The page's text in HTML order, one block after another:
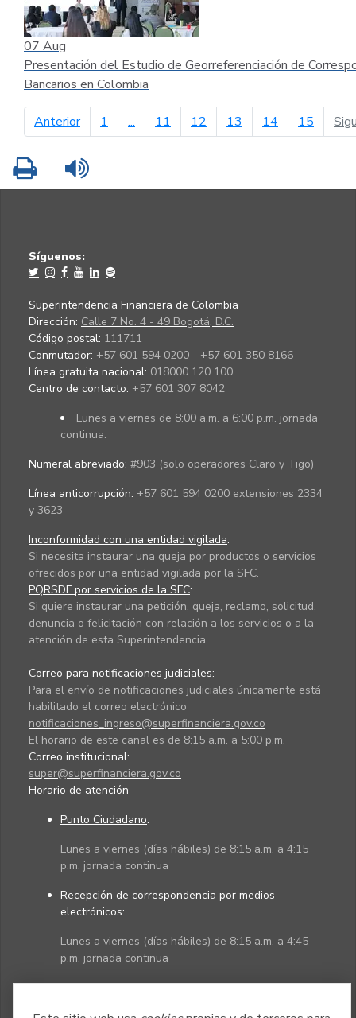
07 Aug
Presentación del Estudio de Georreferenciación de
Bancarios en Colombia
Anteriorpágina anterior
1 ... 11 12 13 14 15
Imprimir
Síguenos:
Superintendencia Financiera de Colombia
Dirección: Calle 7 No. 4 - 49 Bogotá, D.C.
Código postal: 111711
Conmutador: +57 601 594 0200 - +57 601 350 8166
Línea gratuita nacional: 018000 120 100
Centro de contacto: +57 601 307 8042
Lunes a viernes de 8:00 a.m. a 6:00 p.m. jornada
continua.
Numeral abreviado: #903 (solo operadores Claro y Tigo)
Línea anticorrupción: +57 601 594 0200 extensiones 2334
y 3623
Inconformidad con una entidad vigilada:
Si necesita instaurar una queja por productos o servicios
ofrecidos por una entidad vigilada por la SFC.
PQRSDF por servicios de la SFC:
Si quiere instaurar una petición, queja, reclamo, solicitud,
denuncia o felicitación con relación a los servicios o a la
atención de esta Superintendencia.
Correo para notificaciones judiciales:
Para el envío de notificaciones judiciales únicamente está
habilitado el correo electrónico
notificaciones_ingreso@superfinanciera.gov.co
El horario de este canal es de 8:15 a.m. a 5:00 p.m.
Correo institucional:
super@superfinanciera.gov.co
Horario de atención
Punto Ciudadano:
Lunes a viernes (días hábiles) de 8:15 a.m. a 4:15
p.m. jornada continua
Recepción de correspondencia por medios
electrónicos:
Lunes a viernes (días hábiles) de 8:15 a.m. a 4:45
p.m. jornada continua